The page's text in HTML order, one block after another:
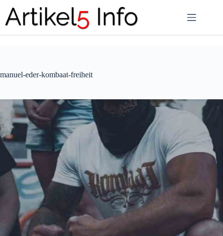
Inhalt
springen
manuel-eder-kombaat-freiheit